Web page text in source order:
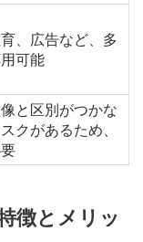
、広告など、多
可能
と区別がつかな
クがあるため、
徴とメリッ